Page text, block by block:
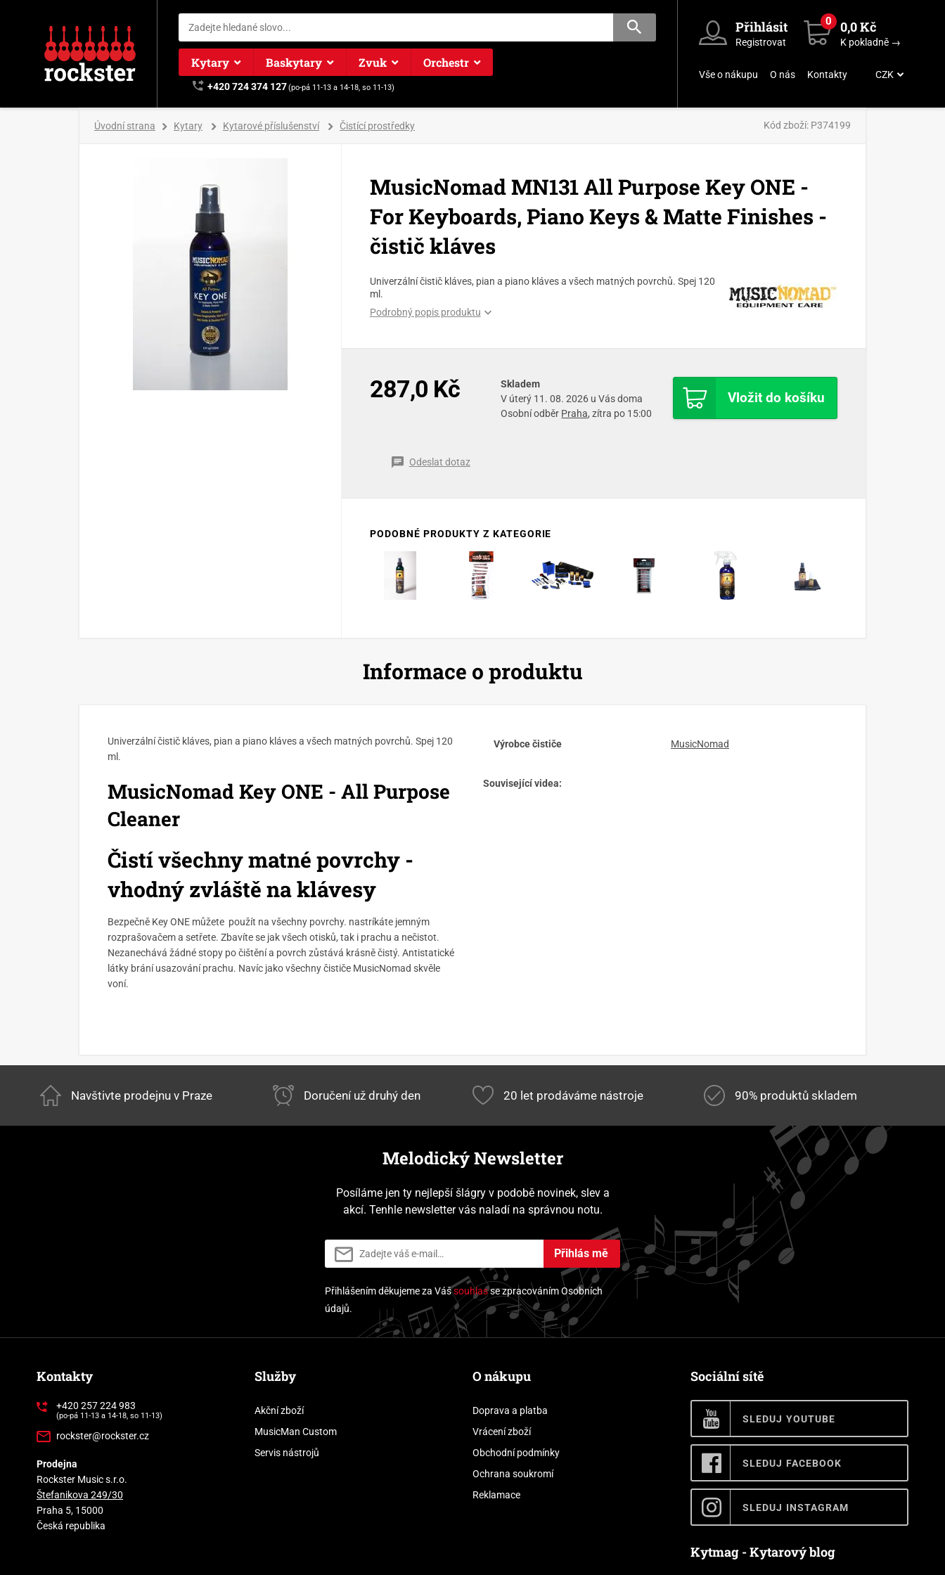
Kytary Baskytary Zvuk Orchestr
+420 724 374 127(po-pá 11-13 a 14-18, so 11-13)
Přihlásit
Registrovat
0 0,0 Kč
K pokladně →
Vše o nákupu O nás Kontakty CZK
Úvodní strana Kytary Kytarové příslušenství Čistící prostředky Kód zboží: P374199
MusicNomad MN131 All Purpose Key ONE -
For Keyboards, Piano Keys & Matte Finishes -
čistič kláves
Univerzální čistič kláves, pian a piano kláves a všech matných povrchů. Spej 120
ml.
Podrobný popis produktu
287,0 Kč Vložit do košíku
Skladem
V úterý 11. 08. 2026 u Vás doma
Osobní odběr Praha, zítra po 15:00
Odeslat dotaz
PODOBNÉ PRODUKTY Z KATEGORIE
Informace o produktu
Univerzální čistič kláves, pian a piano kláves a všech matných povrchů. Spej 120
ml.
MusicNomad Key ONE - All Purpose
Cleaner
Čistí všechny matné povrchy -
vhodný zvláště na klávesy
Bezpečně Key ONE můžete použít na všechny povrchy. nastríkáte jemným
rozprašovačem a setřete. Zbavíte se jak všech otisků, tak i prachu a nečistot.
Nezanechává žádné stopy po čištění a povrch zůstává krásně čistý. Antistatické
látky brání usazování prachu. Navíc jako všechny čističe MusicNomad skvěle
voní.
Výrobce čističe MusicNomad
Související videa:
Navštivte prodejnu v Praze Doručení už druhý den 20 let prodáváme nástroje 90% produktů skladem
Melodický Newsletter
Posíláme jen ty nejlepší šlágry v podobě novinek, slev a
akcí. Tenhle newsletter vás naladí na správnou notu.
Přihlás mě
Přihlášením děkujeme za Vášsouhlasse zpracováním Osobních
údajů.
Kontakty
+420 257 224 983
(po-pá 11-13 a 14-18, so 11-13)
rockster@rockster.cz
Prodejna
Rockster Music s.r.o.
Štefanikova 249/30
Praha 5, 15000
Česká republika
Služby
Akční zboží
MusicMan Custom
Servis nástrojů
O nákupu
Doprava a platba
Vrácení zboží
Obchodní podmínky
Ochrana soukromí
Reklamace
Sociální sítě
SLEDUJ YOUTUBE
SLEDUJ FACEBOOK
SLEDUJ INSTAGRAM
Kytmag - Kytarový blog